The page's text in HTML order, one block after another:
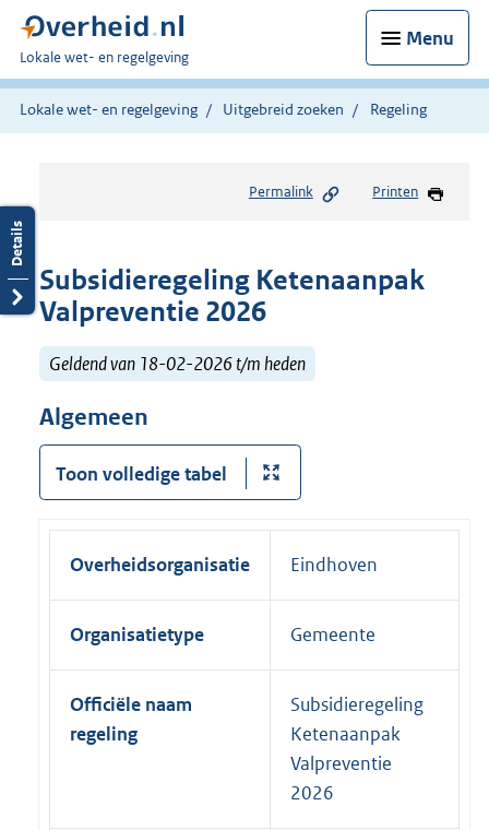
Menu
U
bent
hier:
Lokale wet- en regelgeving
Lokale wet- en regelgeving Uitgebreid zoeken Regeling
Permalink Printen
Subsidieregeling Ketenaanpak
Valpreventie 2026
Geldend van 18-02-2026 t/m heden
Algemeen
Toon volledige tabel
Overheidsorganisatie Eindhoven
Organisatietype Gemeente
Officiële naam
regeling
Subsidieregeling
Ketenaanpak
Valpreventie
2026